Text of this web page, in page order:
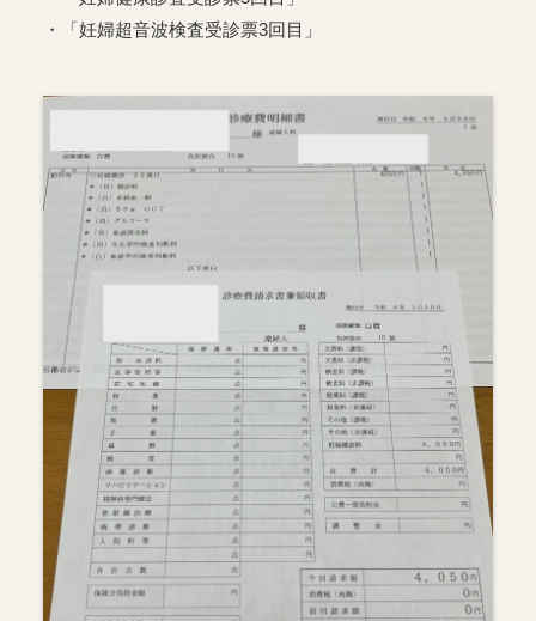
・「妊婦超音波検査受診票3回目」